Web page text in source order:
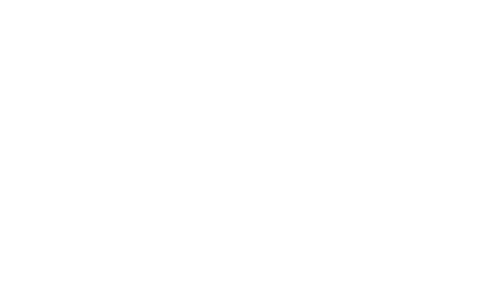
ようお願いしま
ズにご登録され
社の共同利用者
はありません。
ない年数を意
通知します。
、取り引きをい
ムロン制御